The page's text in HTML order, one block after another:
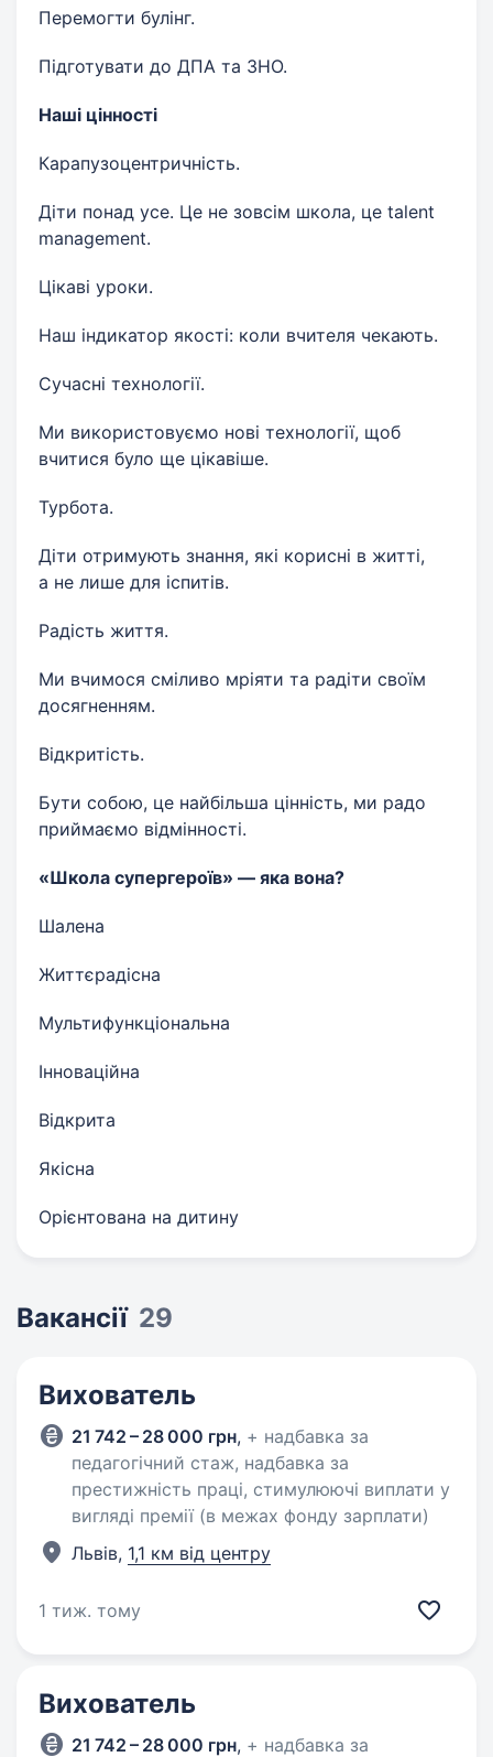
Перемогти булінг.
Підготувати до ДПА та ЗНО.
Наші цінності
Карапузоцентричність.
Діти понад усе. Це не зовсім школа, це talent
management.
Цікаві уроки.
Наш індикатор якості: коли вчителя чекають.
Сучасні технології.
Ми використовуємо нові технології, щоб
вчитися було ще цікавіше.
Турбота.
Діти отримують знання, які корисні в житті,
а не лише для іспитів.
Радість життя.
Ми вчимося сміливо мріяти та радіти своїм
досягненням.
Відкритість.
Бути собою, це найбільша цінність, ми радо
приймаємо відмінності.
«Школа супергероїв» — яка вона?
Шалена
Життєрадісна
Мультифункціональна
Інноваційна
Відкрита
Якісна
Орієнтована на дитину
Вакансії 29
Вихователь
21 742 – 28 000 грн, + надбавка за
педагогічний стаж, надбавка за
престижність праці, стимулюючі виплати у
вигляді премії (в межах фонду зарплати)
Львів, 1,1 км від центру
1 тиж. тому
Вихователь
21 742 – 28 000 грн, + надбавка за